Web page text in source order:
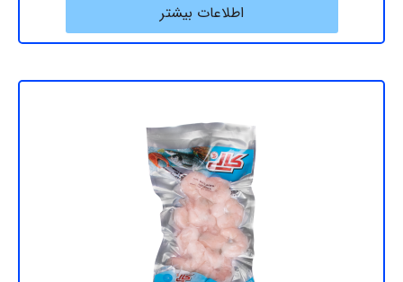
اطلاعات بیشتر